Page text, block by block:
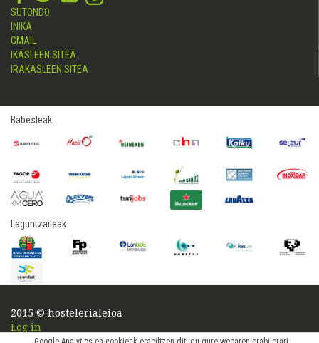
SUTONDO
INIKA
GMAIL
IKASLEEN SITEA
IRAKASLEEN SITEA
Babesleak
Laguntzaileak
2015 © hostelerialeioa
Log in